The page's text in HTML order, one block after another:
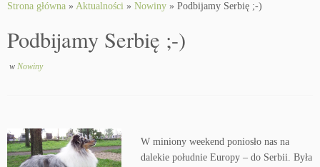
Strona główna » Aktualności » Nowiny » Podbijamy Serbię ;-)
Podbijamy Serbię ;-)
w Nowiny
W miniony weekend poniosło nas na
dalekie południe Europy – do Serbii. Była